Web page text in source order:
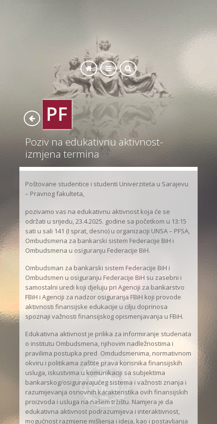
Poziv na edukativnu aktivnost-
izmjena termina
Poštovane studentice i studenti Univerziteta u Sarajevu
– Pravnog fakulteta,
pozivamo vas na edukativnu aktivnost koja će se
održati u srijedu, 23.4.2025. godine sa početkom u 13:15
sati u sali 141 (I sprat, desno) u organizaciji UNSA – PFSA,
Ombudsmena za bankarski sistem Federacije BiH i
Ombudsmena u osiguranju Federacije BiH.
Ombudsman za bankarski sistem Federacije BiH i
Ombudsmen u osiguranju Federacije BiH su zasebni i
samostalni uredi koji djeluju pri Agenciji za bankarstvo
FBiH i Agenciji za nadzor osiguranja FBiH koji provode
aktivnosti finansijske edukacije u cilju doprinosa
spoznaji važnosti finansijskog opismenjavanja u FBiH.
Edukativna aktivnost je prilika za informiranje studenata
o institutu Ombudsmena, njihovim nadležnostima i
pravilima postupka pred Omdudsmenima, normativnom
okviru i politikama zaštite prava korisnika finansijskih
usluga, iskustvima u komunikaciji sa subjektima
bankarskog/osiguravajućeg sistema i važnosti znanja i
razumijevanja osnovnih karakteristika ovih finansijskih
proizvoda i usluga na našem tržištu. Namjera je da
edukativna aktivnost podrazumijeva i interaktivnost,
mogućnost razmjene mišljenja i ideja, kao i postavljanja